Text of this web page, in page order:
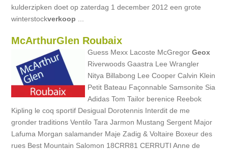
kulderzipken doet op zaterdag 1 december 2012 een grote
winterstockverkoop
McArthurGlen Roubaix
Guess Mexx Lacoste McGregorGeox
Riverwoods Gaastra Lee Wrangler
Nitya Billabong Lee Cooper Calvin Klein
Petit Bateau Façonnable Samsonite Sia
Adidas Tom Tailor berenice Reebok
Kipling le coq sportif Desigual Dorotennis Interdit de me
gronder traditions Ventilo Tara Jarmon Mustang Sergent Major
Lafuma Morgan salamander Maje Zadig & Voltaire Boxeur des
rues Best Mountain Salomon 18CRR81 CERRUTI Anne de